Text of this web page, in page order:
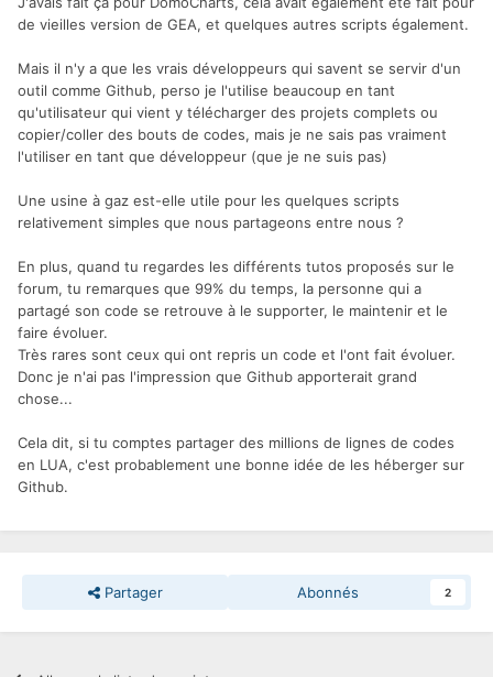
de vieilles version de GEA, et quelques autres scripts également.
Mais il n'y a que les vrais développeurs qui savent se servir d'un
outil comme Github, perso je l'utilise beaucoup en tant
qu'utilisateur qui vient y télécharger des projets complets ou
copier/coller des bouts de codes, mais je ne sais pas vraiment
l'utiliser en tant que développeur (que je ne suis pas)
Une usine à gaz est-elle utile pour les quelques scripts
relativement simples que nous partageons entre nous ?
En plus, quand tu regardes les différents tutos proposés sur le
forum, tu remarques que 99% du temps, la personne qui a
partagé son code se retrouve à le supporter, le maintenir et le
faire évoluer.
Très rares sont ceux qui ont repris un code et l'ont fait évoluer.
Donc je n'ai pas l'impression que Github apporterait grand
chose...
Cela dit, si tu comptes partager des millions de lignes de codes
en LUA, c'est probablement une bonne idée de les héberger sur
Github.
Partager Abonnés 2